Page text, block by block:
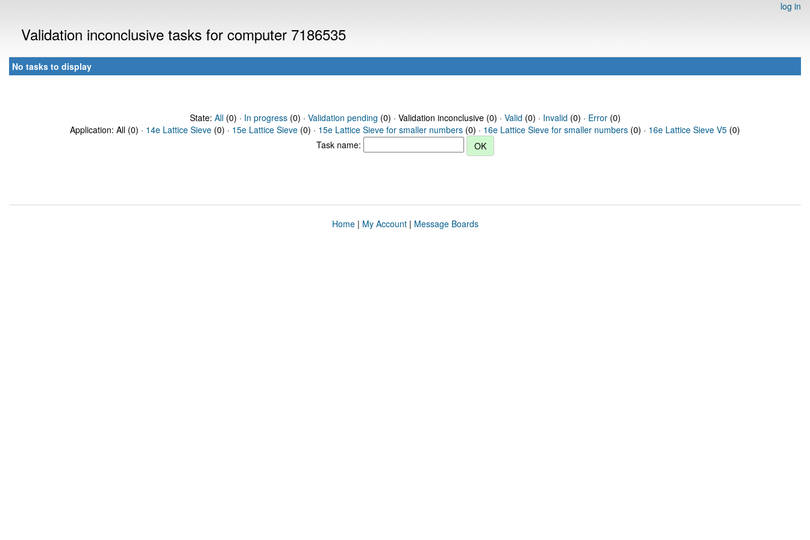
log in
Validation inconclusive tasks for computer 7186535
No tasks to display
State: All(0) · In progress(0) · Validation pending (0) · Validation inconclusive (0) · Valid (0) · Invalid (0) · Error(0)
Application: All (0) · 14e Lattice Sieve (0) · 15e Lattice Sieve (0) · 15e Lattice Sieve for smaller numbers (0) · 16e Lattice Sieve for smaller numbers (0) · 16e Lattice Sieve V5 (0)
Task name:
Home| My Account| Message Boards